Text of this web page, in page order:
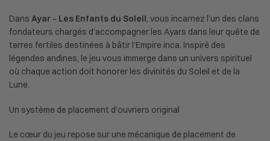
Dans Ayar – Les Enfants du Soleil, vous incarnez l’un des clans
fondateurs chargés d’accompagner les Ayars dans leur quête de
terres fertiles destinées à bâtir l’Empire inca. Inspiré des
légendes andines, le jeu vous immerge dans un univers spirituel
où chaque action doit honorer les divinités du Soleil et de la
Lune.
Un système de placement d’ouvriers original
Le cœur du jeu repose sur une mécanique de placement de